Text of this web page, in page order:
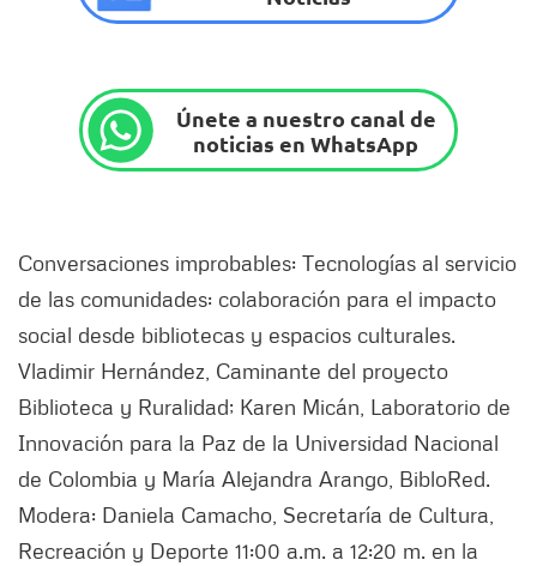
Únete a nuestro canal de
noticias en WhatsApp
Conversaciones improbables: Tecnologías al servicio
de las comunidades: colaboración para el impacto
social desde bibliotecas y espacios culturales.
Vladimir Hernández, Caminante del proyecto
Biblioteca y Ruralidad; Karen Micán, Laboratorio de
Innovación para la Paz de la Universidad Nacional
de Colombia y María Alejandra Arango, BibloRed.
Modera: Daniela Camacho, Secretaría de Cultura,
Recreación y Deporte 11:00 a.m. a 12:20 m. en la